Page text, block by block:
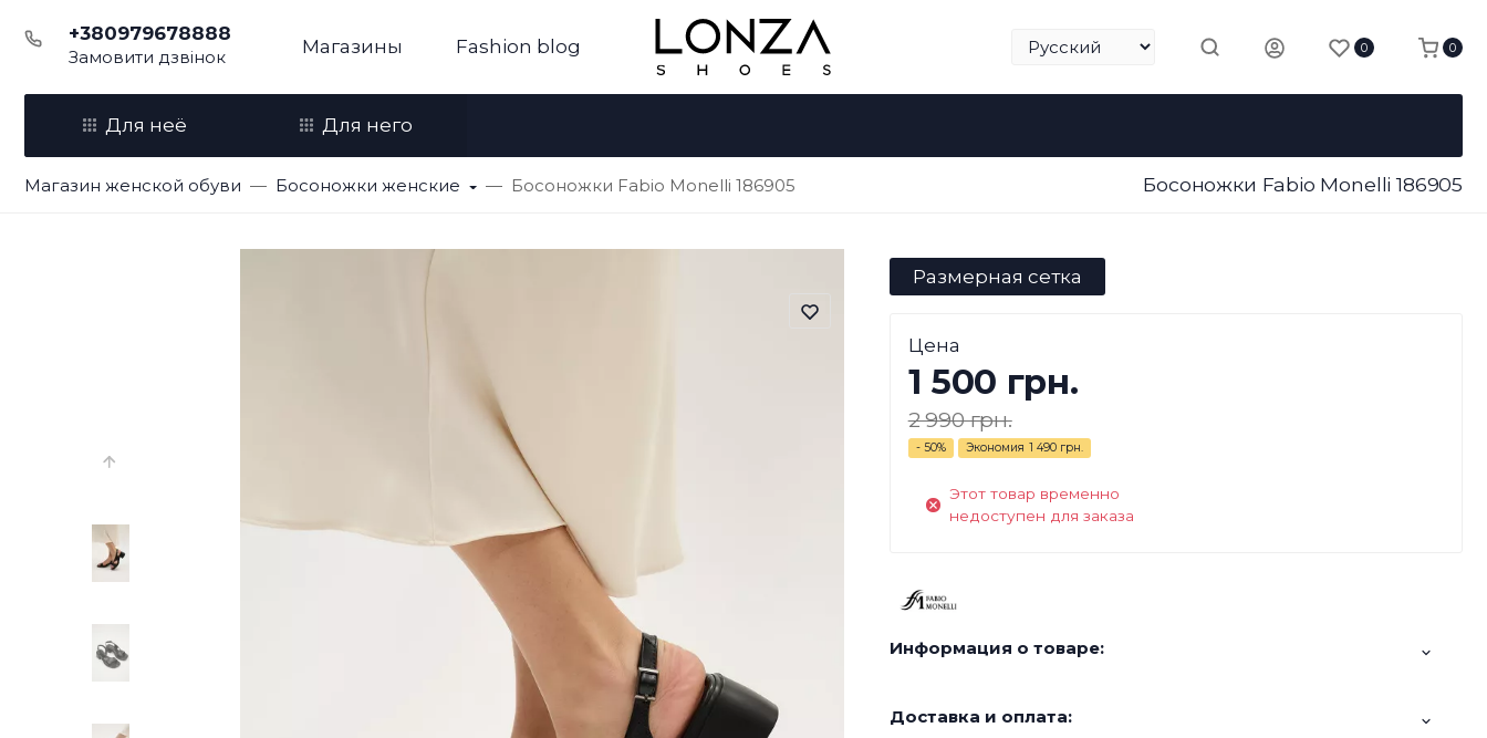
+380979678888
Замовити дзвінок Магазины Fashion blog 0 0
Для неё Для него
Магазин женской обуви Босоножки женские Босоножки Fabio Monelli 186905 Босоножки Fabio Monelli 186905
Размерная сетка
Цена
1 500 грн.
2 990 грн.
- 50% Экономия 1 490 грн.
Этот товар временно
недоступен для заказа
Информация о товаре:
Доставка и оплата: